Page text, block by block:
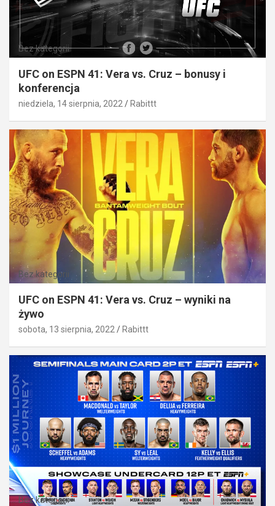
Bez kategorii
UFC on ESPN 41: Vera vs. Cruz – bonusy i
konferencja
niedziela, 14 sierpnia, 2022 Rabittt
Bez kategorii
UFC on ESPN 41: Vera vs. Cruz – wyniki na
żywo
sobota, 13 sierpnia, 2022 Rabittt
Bez kategorii